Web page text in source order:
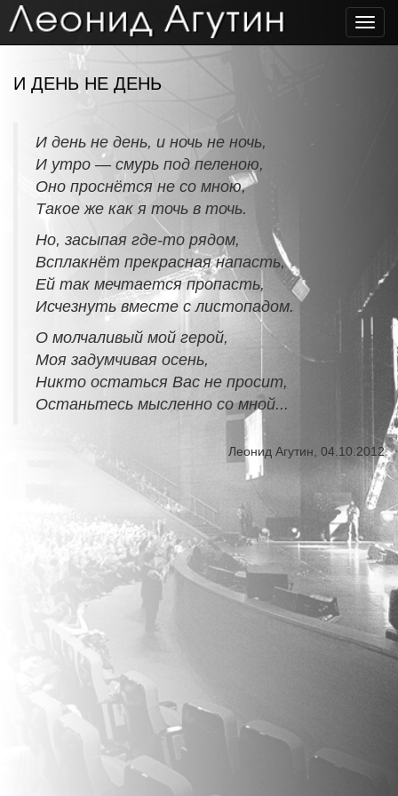
И ДЕНЬ НЕ ДЕНЬ
И день не день, и ночь не ночь,
И утро — смурь под пеленою,
Оно проснётся не со мною,
Такое же как я точь в точь.
Но, засыпая где-то рядом,
Всплакнёт прекрасная напасть,
Ей так мечтается пропасть,
Исчезнуть вместе с листопадом.
О молчаливый мой герой,
Моя задумчивая осень,
Никто остаться Вас не просит,
Останьтесь мысленно со мной...
Леонид Агутин, 04.10.2012